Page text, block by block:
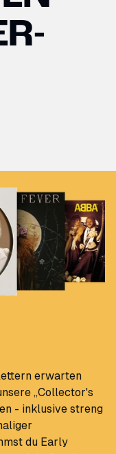
erwarten
„Collector's
- inklusive streng
du Early